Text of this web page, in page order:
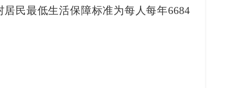
居民最低生活保障标准为每人每年6684